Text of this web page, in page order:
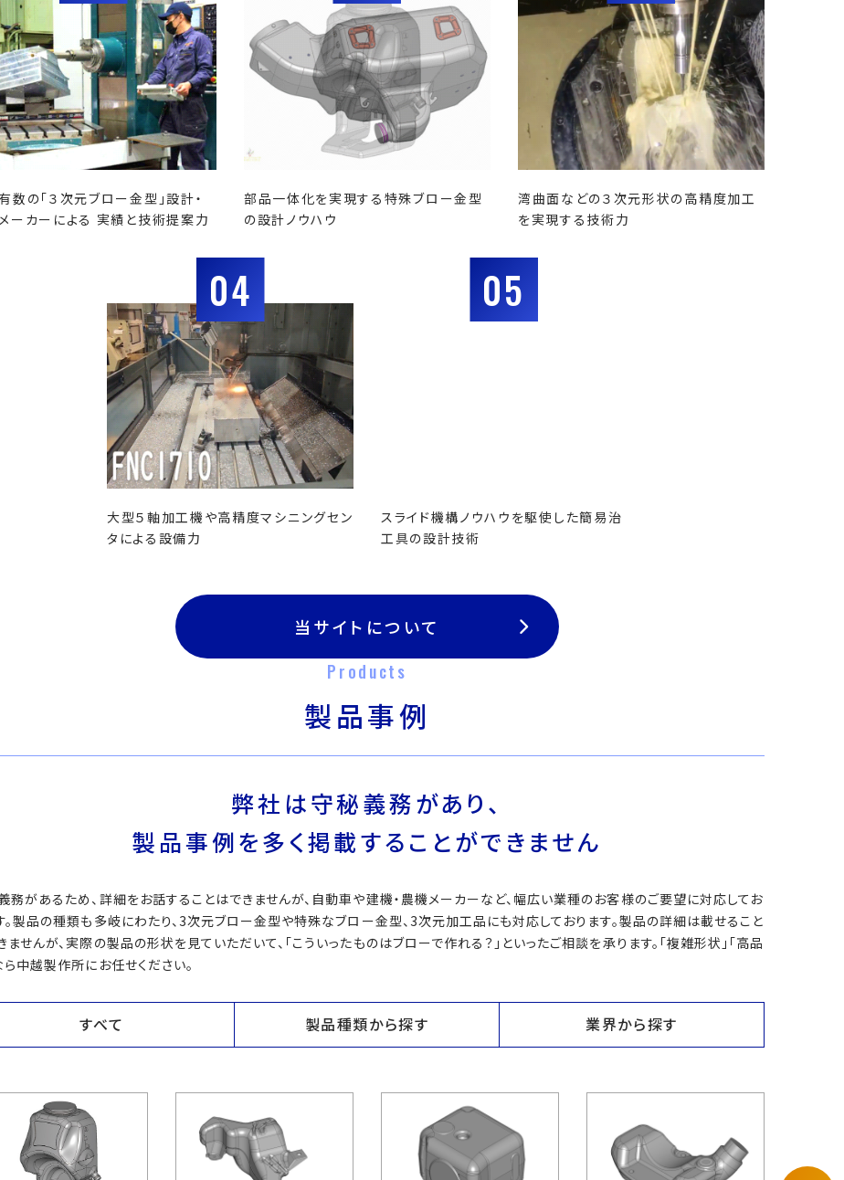
数の「３次元ブロー金型」設計・
ーカーによる 実績と技術提案力
部品一体化を実現する特殊ブロー金型
の設計ノウハウ
湾曲面などの３次元形状の高精度加工
を実現する技術力
04
大型５軸加工機や高精度マシニングセン
タによる設備力
05
スライド機構ノウハウを駆使した簡易治
工具の設計技術
当サイトについて
Products
製品事例
弊社は守秘義務があり、
製品事例を多く掲載することができません
務があるため、詳細をお話することはできませんが、自動車や建機・農機メーカーなど、幅広い業種のお客様のご要望に対応してお
。製品の種類も多岐にわたり、3次元ブロー金型や特殊なブロー金型、3次元加工品にも対応しております。製品の詳細は載せること
ませんが、実際の製品の形状を見ていただいて、「こういったものはブローで作れる？」といったご相談を承ります。「複雑形状」「高品
ら中越製作所にお任せください。
すべて 製品種類から探す 業界から探す